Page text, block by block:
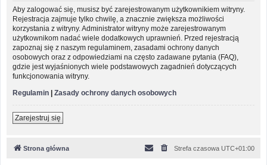
Aby zalogować się, musisz być zarejestrowanym użytkownikiem witryny.
Rejestracja zajmuje tylko chwilę, a znacznie zwiększa możliwości
korzystania z witryny. Administrator witryny może zarejestrowanym
użytkownikom nadać wiele dodatkowych uprawnień. Przed rejestracją
zapoznaj się z naszym regulaminem, zasadami ochrony danych
osobowych oraz z odpowiedziami na często zadawane pytania (FAQ),
gdzie jest wyjaśnionych wiele podstawowych zagadnień dotyczących
funkcjonowania witryny.
Regulamin | Zasady ochrony danych osobowych
Zarejestruj się
Strona główna Strefa czasowa UTC+01:00